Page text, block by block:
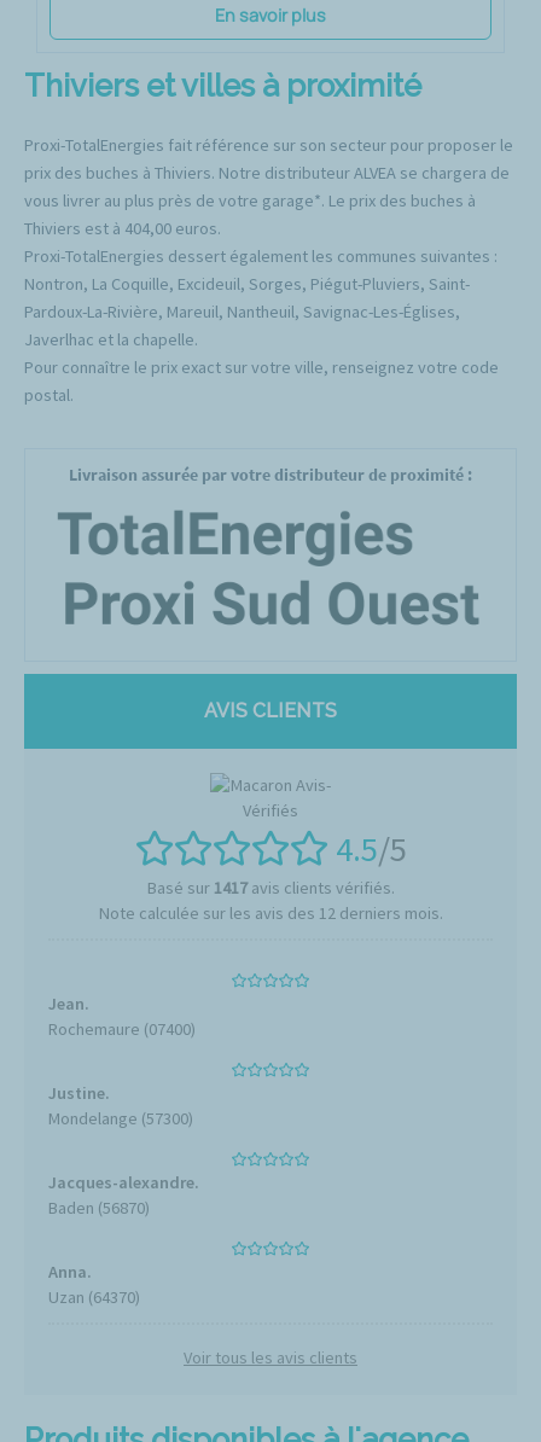
En savoir plus
Thiviers et villes à proximité
Proxi-TotalEnergies fait référence sur son secteur pour proposer le
prix des buches à Thiviers. Notre distributeur ALVEA se chargera de
vous livrer au plus près de votre garage*. Le prix des buches à
Thiviers est à 404,00 euros.
Proxi-TotalEnergies dessert également les communes suivantes :
Nontron, La Coquille, Excideuil, Sorges, Piégut-Pluviers, Saint-
Pardoux-La-Rivière, Mareuil, Nantheuil, Savignac-Les-Églises,
Javerlhac et la chapelle.
Pour connaître le prix exact sur votre ville, renseignez votre code
postal.
Livraison assurée par votre distributeur de proximité :
AVIS CLIENTS
4.5/5
Basé sur 1417avis clients vérifiés.
Note calculée sur les avis des 12 derniers mois.
Jean.
Rochemaure (07400)
Justine.
Mondelange (57300)
Jacques-alexandre.
Baden (56870)
Anna.
Uzan (64370)
Voir tous les avis clients